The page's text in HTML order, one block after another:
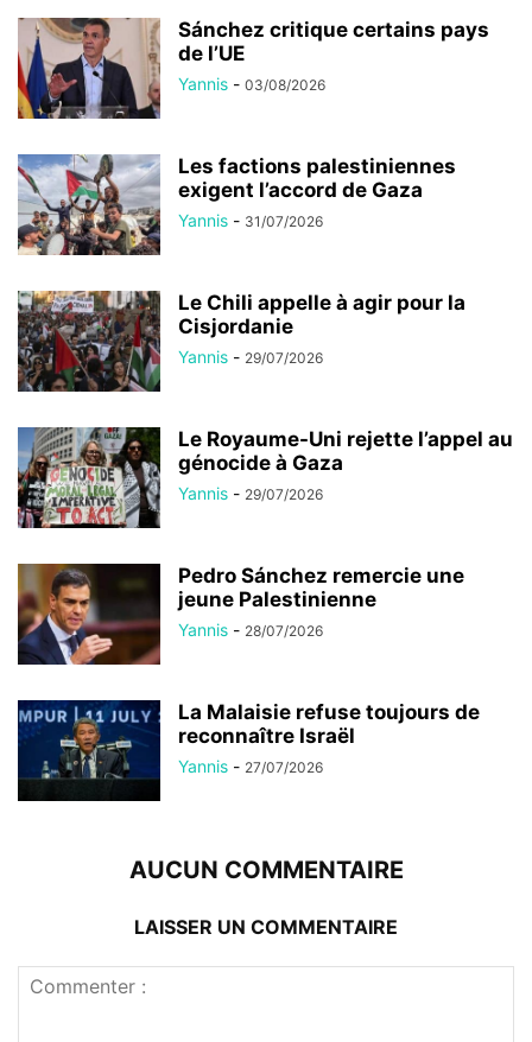
Sánchez critique certains pays
de l’UE
Yannis - 03/08/2026
Les factions palestiniennes
exigent l’accord de Gaza
Yannis - 31/07/2026
Le Chili appelle à agir pour la
Cisjordanie
Yannis - 29/07/2026
Le Royaume-Uni rejette l’appel au
génocide à Gaza
Yannis - 29/07/2026
Pedro Sánchez remercie une
jeune Palestinienne
Yannis - 28/07/2026
La Malaisie refuse toujours de
reconnaître Israël
Yannis - 27/07/2026
AUCUN COMMENTAIRE
LAISSER UN COMMENTAIRE